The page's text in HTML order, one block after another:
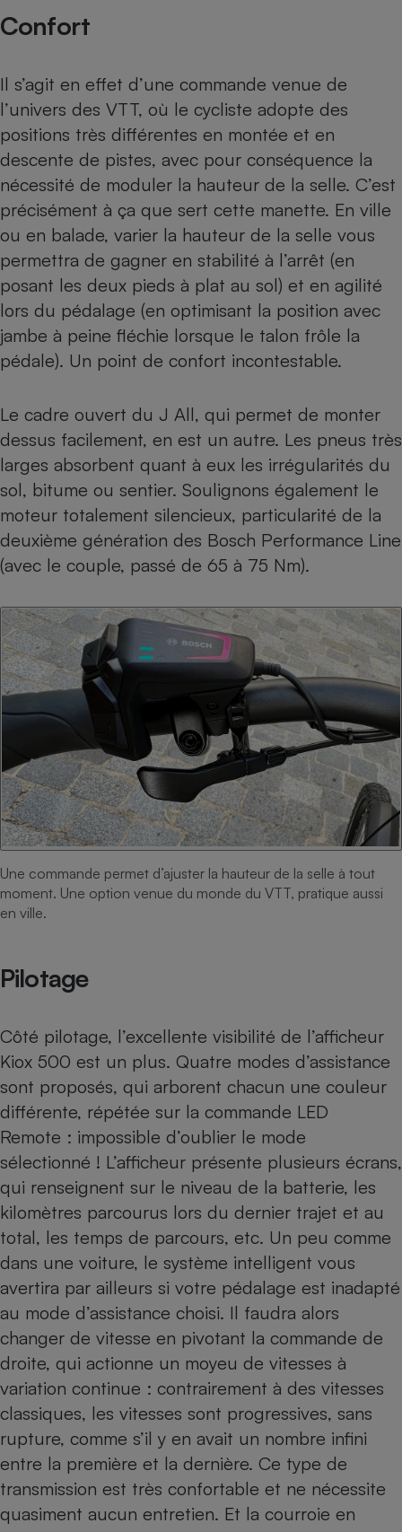
Confort
Il s’agit en effet d’une commande venue de
l’univers des VTT, où le cycliste adopte des
positions très différentes en montée et en
descente de pistes, avec pour conséquence la
nécessité de moduler la hauteur de la selle. C’est
précisément à ça que sert cette manette. En ville
ou en balade, varier la hauteur de la selle vous
permettra de gagner en stabilité à l’arrêt (en
posant les deux pieds à plat au sol) et en agilité
lors du pédalage (en optimisant la position avec
jambe à peine fléchie lorsque le talon frôle la
pédale). Un point de confort incontestable.
Le cadre ouvert du J All, qui permet de monter
dessus facilement, en est un autre. Les pneus très
larges absorbent quant à eux les irrégularités du
sol, bitume ou sentier. Soulignons également le
moteur totalement silencieux, particularité de la
deuxième génération des Bosch Performance Line
(avec le couple, passé de 65 à 75 Nm).
Une commande permet d’ajuster la hauteur de la selle à tout
moment. Une option venue du monde du VTT, pratique aussi
en ville.
Pilotage
Côté pilotage, l’excellente visibilité de l’afficheur
Kiox 500 est un plus. Quatre modes d’assistance
sont proposés, qui arborent chacun une couleur
différente, répétée sur la commande LED
Remote : impossible d’oublier le mode
sélectionné ! L’afficheur présente plusieurs écrans,
qui renseignent sur le niveau de la batterie, les
kilomètres parcourus lors du dernier trajet et au
total, les temps de parcours, etc. Un peu comme
dans une voiture, le système intelligent vous
avertira par ailleurs si votre pédalage est inadapté
au mode d’assistance choisi. Il faudra alors
changer de vitesse en pivotant la commande de
droite, qui actionne un moyeu de vitesses à
variation continue : contrairement à des vitesses
classiques, les vitesses sont progressives, sans
rupture, comme s’il y en avait un nombre infini
entre la première et la dernière. Ce type de
transmission est très confortable et ne nécessite
quasiment aucun entretien. Et la courroie en